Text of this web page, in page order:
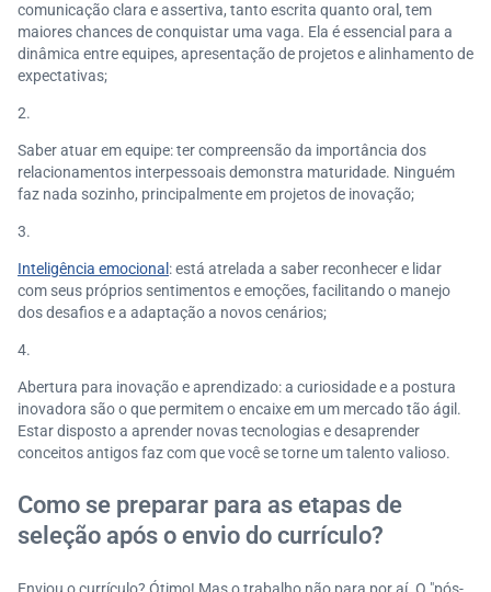
comunicação clara e assertiva, tanto escrita quanto oral, tem
maiores chances de conquistar uma vaga. Ela é essencial para a
dinâmica entre equipes, apresentação de projetos e alinhamento de
expectativas;
Saber atuar em equipe: ter compreensão da importância dos
relacionamentos interpessoais demonstra maturidade. Ninguém
faz nada sozinho, principalmente em projetos de inovação;
Inteligência emocional : está atrelada a saber reconhecer e lidar
com seus próprios sentimentos e emoções, facilitando o manejo
dos desafios e a adaptação a novos cenários;
Abertura para inovação e aprendizado: a curiosidade e a postura
inovadora são o que permitem o encaixe em um mercado tão ágil.
Estar disposto a aprender novas tecnologias e desaprender
conceitos antigos faz com que você se torne um talento valioso.
Como se preparar para as etapas de
seleção após o envio do currículo?